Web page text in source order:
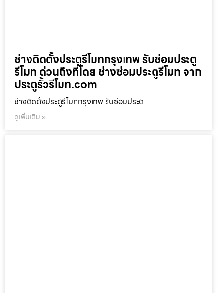
ช่างติดตั้งประตูรีโมทกรุงเทพ รับซ่อมประตู
รีโมท ด่วนถึงที่โดย ช่างซ่อมประตูรีโมท จาก
ประตูรั้วรีโมท.com
ช่างติดตั้งประตูรีโมทกรุงเทพ รับซ่อมประต
ดูเพิ่มเติม »